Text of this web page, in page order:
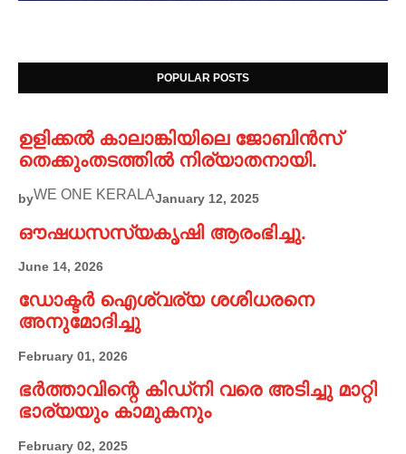
POPULAR POSTS
ഉളിക്കൽ കാലാങ്കിയിലെ ജോബിൻസ്
തെക്കുംതടത്തിൽ നിര്യാതനായി.
byWE ONE KERALAJanuary 12, 2025
ഔഷധസസ്യകൃഷി ആരംഭിച്ചു.
June 14, 2026
ഡോക്ടർ ഐശ്വര്യ ശശിധരനെ
അനുമോദിച്ചു
February 01, 2026
ഭർത്താവിന്റെ കിഡ്നി വരെ അടിച്ചു മാറ്റി
ഭാര്യയും കാമുകനും
February 02, 2025